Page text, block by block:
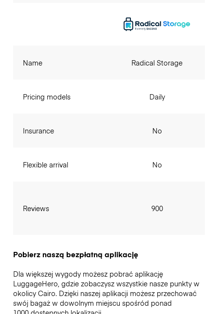
Name
Pricing models
Insurance
Flexible arrival
Reviews
Radical Storage
Daily
No
No
900
Pobierz naszą bezpłatną aplikację
Dla większej wygody możesz pobrać aplikację
LuggageHero, gdzie zobaczysz wszystkie nasze punkty w
okolicy Cairo. Dzięki naszej aplikacji możesz przechować
swój bagaż w dowolnym miejscu spośród ponad